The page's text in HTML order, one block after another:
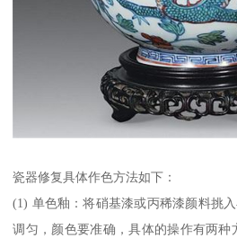
瓷器修复具体作色方法如下：
(1) 单色釉：将硝基漆或丙稀漆颜料挑
调匀，颜色要准确，具体的操作有两